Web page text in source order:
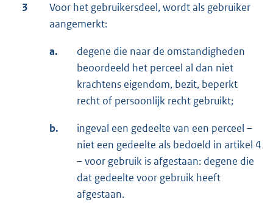
3
Voor het gebruikersdeel, wordt als gebruiker
aangemerkt:
a.
degene die naar de omstandigheden
beoordeeld het perceel al dan niet
krachtens eigendom, bezit, beperkt
recht of persoonlijk recht gebruikt;
b.
ingeval een gedeelte van een perceel –
niet een gedeelte als bedoeld in artikel 4
– voor gebruik is afgestaan: degene die
dat gedeelte voor gebruik heeft
afgestaan.